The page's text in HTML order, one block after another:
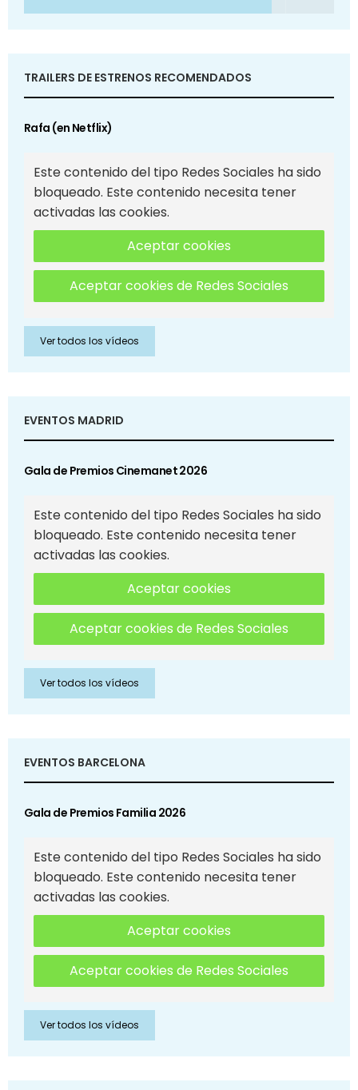
TRAILERS DE ESTRENOS RECOMENDADOS
Rafa (en Netflix)
Este contenido del tipo Redes Sociales ha sido
bloqueado. Este contenido necesita tener
activadas las cookies.
Aceptar cookies
Aceptar cookies de Redes Sociales
Ver todos los vídeos
EVENTOS MADRID
Gala de Premios Cinemanet 2026
Este contenido del tipo Redes Sociales ha sido
bloqueado. Este contenido necesita tener
activadas las cookies.
Aceptar cookies
Aceptar cookies de Redes Sociales
Ver todos los vídeos
EVENTOS BARCELONA
Gala de Premios Familia 2026
Este contenido del tipo Redes Sociales ha sido
bloqueado. Este contenido necesita tener
activadas las cookies.
Aceptar cookies
Aceptar cookies de Redes Sociales
Ver todos los vídeos